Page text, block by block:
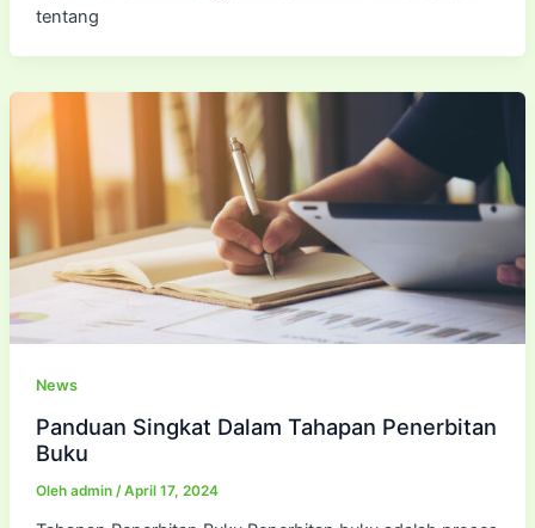
tentang
News
Panduan Singkat Dalam Tahapan Penerbitan
Buku
Oleh admin /April 17, 2024